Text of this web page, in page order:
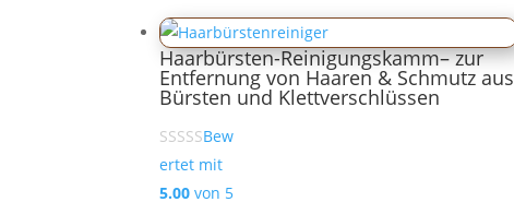
Haarbürsten-Reinigungskamm– zur
Entfernung von Haaren & Schmutz aus
Bürsten und Klettverschlüssen
Bew
ertet mit
5.00 von 5